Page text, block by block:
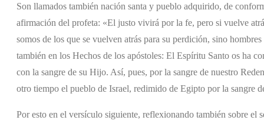
Son llamados también nación santa y pueblo adquirido, de
afirmación del profeta: «El justo vivirá por la fe, pero si vuelve
somos de los que se vuelven atrás para su perdición, sino
también en los Hechos de los apóstoles: El Espíritu Santo os ha
con la sangre de su Hijo. Así, pues, por la sangre de nuestro
otro tiempo el pueblo de Israel, redimido de Egipto por la sangre
Por esto en el versículo siguiente, reflexionando también sobre el